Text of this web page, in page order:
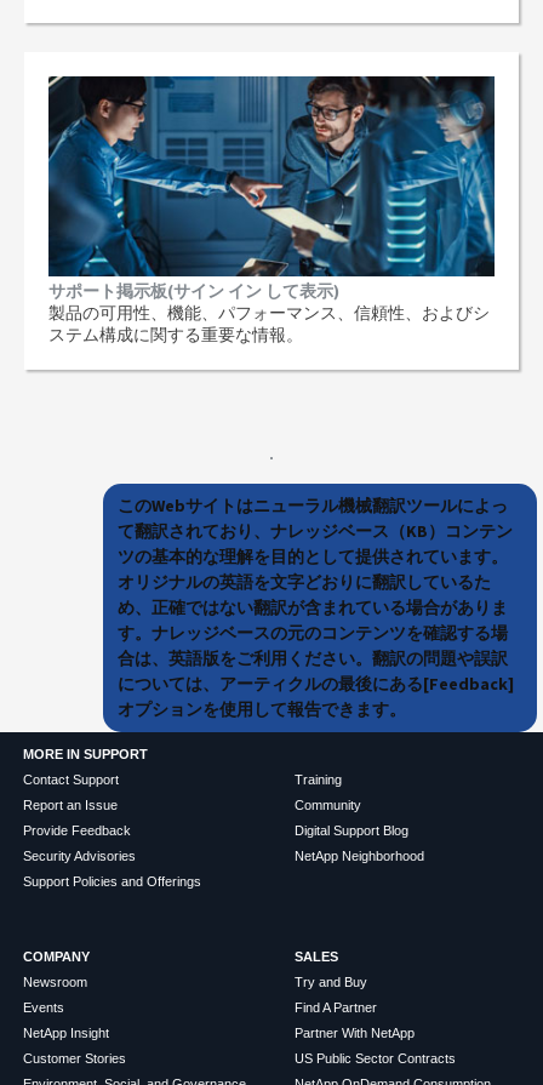
サポート掲示板(サイン イン して表示)
製品の可用性、機能、パフォーマンス、信頼性、およびシ
ステム構成に関する重要な情報。
このWebサイトはニューラル機械翻訳ツールによっ
て翻訳されており、ナレッジベース（KB）コンテン
ツの基本的な理解を目的として提供されています。
オリジナルの英語を文字どおりに翻訳しているた
め、正確ではない翻訳が含まれている場合がありま
す。ナレッジベースの元のコンテンツを確認する場
合は、英語版をご利用ください。翻訳の問題や誤訳
については、アーティクルの最後にある[Feedback]
オプションを使用して報告できます。
MORE IN SUPPORT
Contact Support
Report an Issue
Provide Feedback
Security Advisories
Support Policies and Offerings
Training
Community
Digital Support Blog
NetApp Neighborhood
COMPANY
Newsroom
Events
NetApp Insight
Customer Stories
SALES
Try and Buy
Find A Partner
Partner With NetApp
US Public Sector Contracts